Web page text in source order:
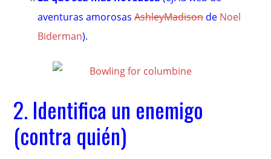
aventuras amorosasAshleyMadisonde Noel
Biderman).
2. Identifica un enemigo
(contra quién)